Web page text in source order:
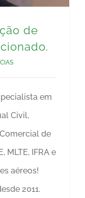
de
em
Civil,
de
MLTE, IFRA e
aéreos!
2011.